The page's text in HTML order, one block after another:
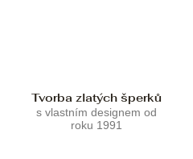
Tvorba zlatých šperků
s vlastním designem od
roku 1991